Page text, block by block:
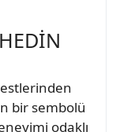
bir sembolü
odaklı